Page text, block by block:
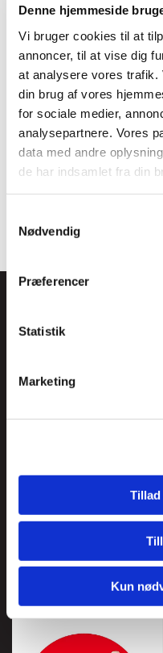
Denne hjemmeside
Vi bruger cookies til at
annoncer, til at vise dig
at analysere vores trafik.
din brug af vores
for sociale medier,
analysepartnere. Vores
data med andre
de har indsamlet fra din
Nødvendig
Præferencer
Statistik
Marketing
Tillad
Kun
5450 Otterup
CVR: 19298442
Email: